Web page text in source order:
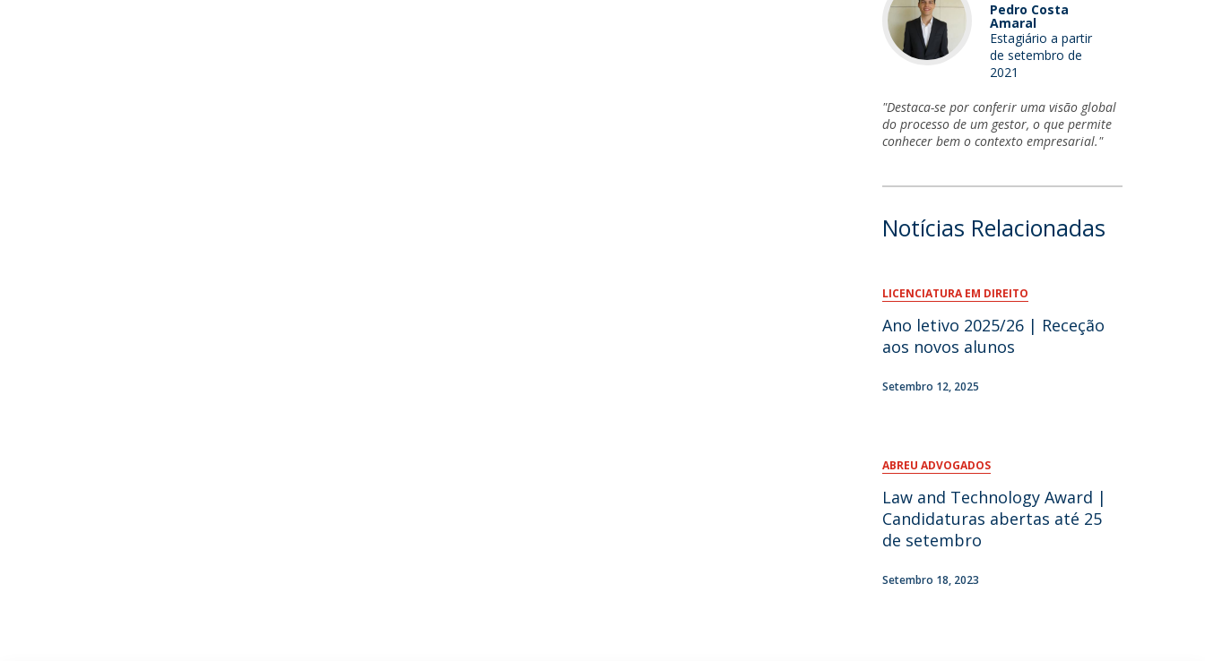
Pedro Costa
Amaral
Estagiário a partir
de setembro de
2021
"Destaca-se por conferir uma visão global
do processo de um gestor, o que permite
conhecer bem o contexto empresarial."
Notícias Relacionadas
LICENCIATURA EM DIREITO
Ano letivo 2025/26 | Receção
aos novos alunos
Setembro 12, 2025
ABREU ADVOGADOS
Law and Technology Award |
Candidaturas abertas até 25
de setembro
Setembro 18, 2023